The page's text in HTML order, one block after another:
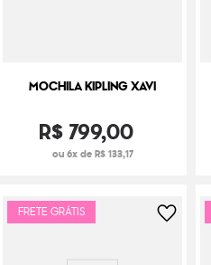
MOCHILA KIPLING XAVI
R$ 799,00
ou 6x de R$ 133,17
FRETE GRÁTIS